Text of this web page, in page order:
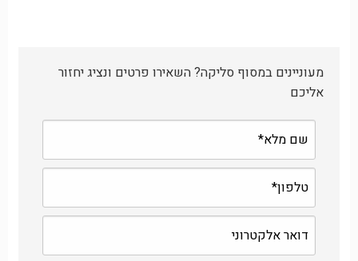
מעוניינים במסוף סליקה? השאירו פרטים ונציג יחזור
אליכם